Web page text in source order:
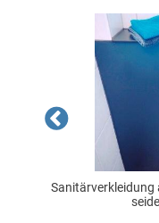
Dekorkollektion
Unifarbene Dekore
Holzdekore
Stein-Fantasiedekore
Dekorverpressungen
Digitaldruck
Carport und